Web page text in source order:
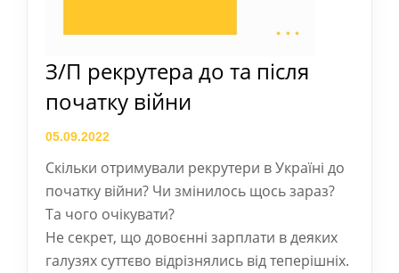
З/П рекрутера до та після
початку війни
05.09.2022
Скільки отримували рекрутери в Україні до
початку війни? Чи змінилось щось зараз?
Та чого очікувати?
Не секрет, що довоєнні зарплати в деяких
галузях суттєво відрізнялись від теперішніх.